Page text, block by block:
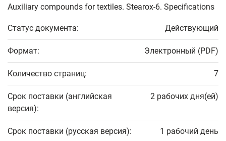
Auxiliary compounds for textiles. Stearox-6. Specifications
Статус документа: Действующий
Формат: Электронный (PDF)
Количество страниц: 7
Срок поставки (английская
версия):
2 рабочих дня(ей)
Срок поставки (русская версия): 1 рабочий день